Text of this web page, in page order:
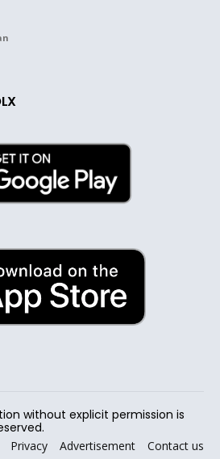
without explicit permission is
Privacy Advertisement Contact us